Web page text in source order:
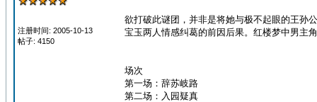
注册时间: 2005-10-13
帖子: 4150
欲打破此谜团，并非是将她与极不起眼的王孙
宝玉两人情感纠葛的前因后果。红楼梦中男主
场次
第一场：辞苏岐路
第二场：入园疑真